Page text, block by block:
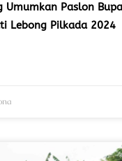
Umumkan Paslon
Lebong Pilkada 2024